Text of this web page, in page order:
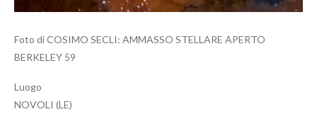
Foto di COSIMO SECLI: AMMASSO STELLARE APERTO
BERKELEY 59
Luogo
NOVOLI (LE)